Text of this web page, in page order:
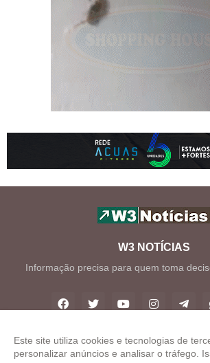
W3 NOTÍCIAS
Informação precisa para quem toma
Copyright ©2026W3
Este site utiliza cookies e tecnologias de
personalizar anúncios e analisar o tráfego.